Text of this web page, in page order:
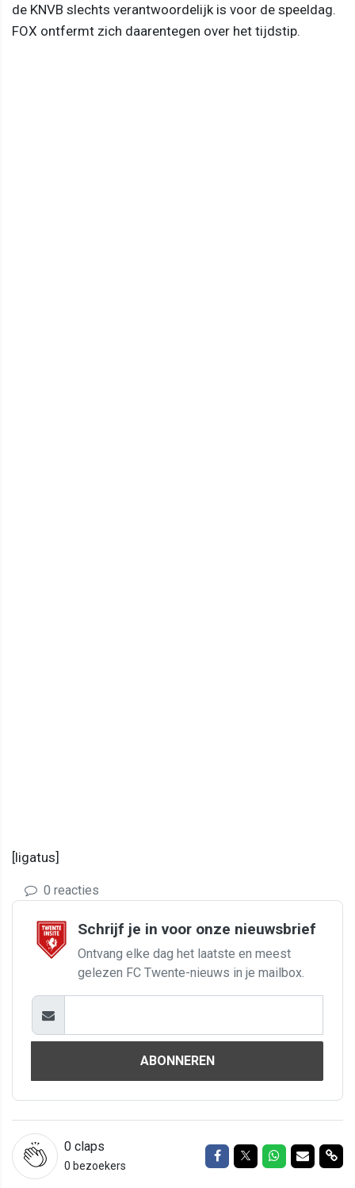
de KNVB slechts verantwoordelijk is voor de speeldag.
FOX ontfermt zich daarentegen over het tijdstip.
[ligatus]
0 reacties
Schrijf je in voor onze nieuwsbrief
Ontvang elke dag het laatste en meest
gelezen FC Twente-nieuws in je mailbox.
ABONNEREN
0 claps
0 bezoekers
Delen op Facebook
Delen op Twitter
Delen op
Delen